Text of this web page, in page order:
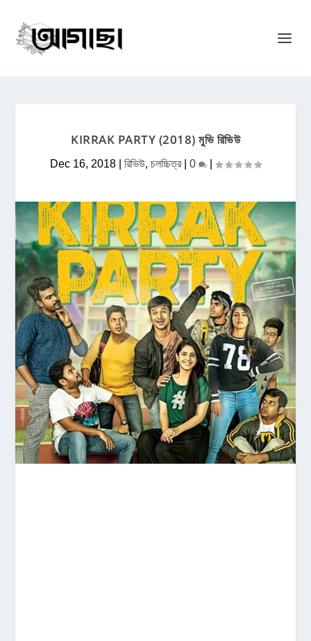
KIRRAK PARTY (2018) মুভি রিভিউ
Dec 16, 2018 রিভিউ, চলচ্চিত্র| 0